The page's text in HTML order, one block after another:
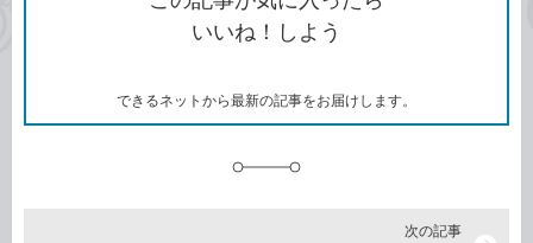
ェ
ア
ア
ッ
ク
ク
コ
いいね！しよう
できるネットから最新の記事をお届けします。
次の記事